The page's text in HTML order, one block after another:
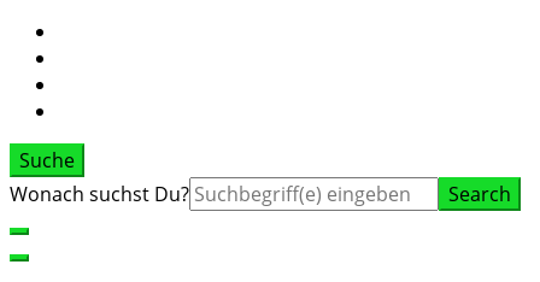
Suche
Suche
Wonach suchst Du?